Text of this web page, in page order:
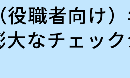
役職者向け
大なチェッ